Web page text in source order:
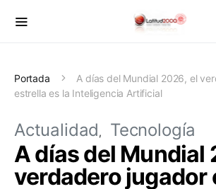
Portada
A días del Mundial 2026, el
estrella es la Inteligencia Artificial
Actualidad Tecnología
A días del Mundial
verdadero jugador